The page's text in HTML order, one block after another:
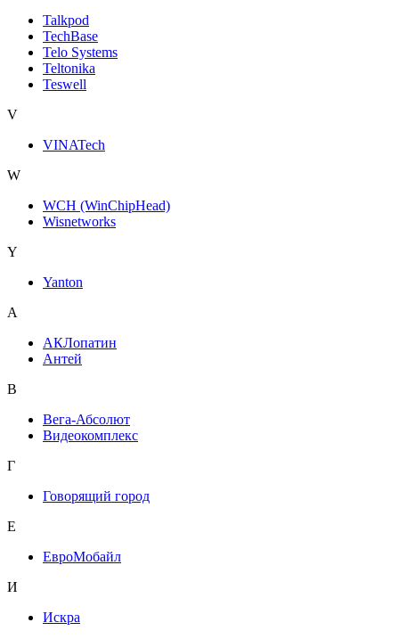
Talkpod
TechBase
Telo Systems
Teltonika
Teswell
V
VINATech
W
WCH (WinChipHead)
Wisnetworks
Y
Yanton
А
АКЛопатин
Антей
В
Вега-Абсолют
Видеокомплекс
Г
Говорящий город
Е
ЕвроМобайл
И
Искра